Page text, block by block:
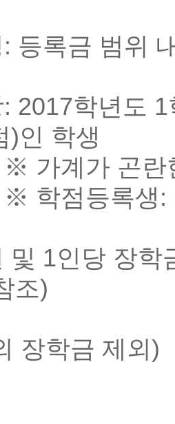
등록금 범위
2017학년도
)인 학생
곤란한 학
생: 등록
및 1인당 장
조)
장학금 제외)